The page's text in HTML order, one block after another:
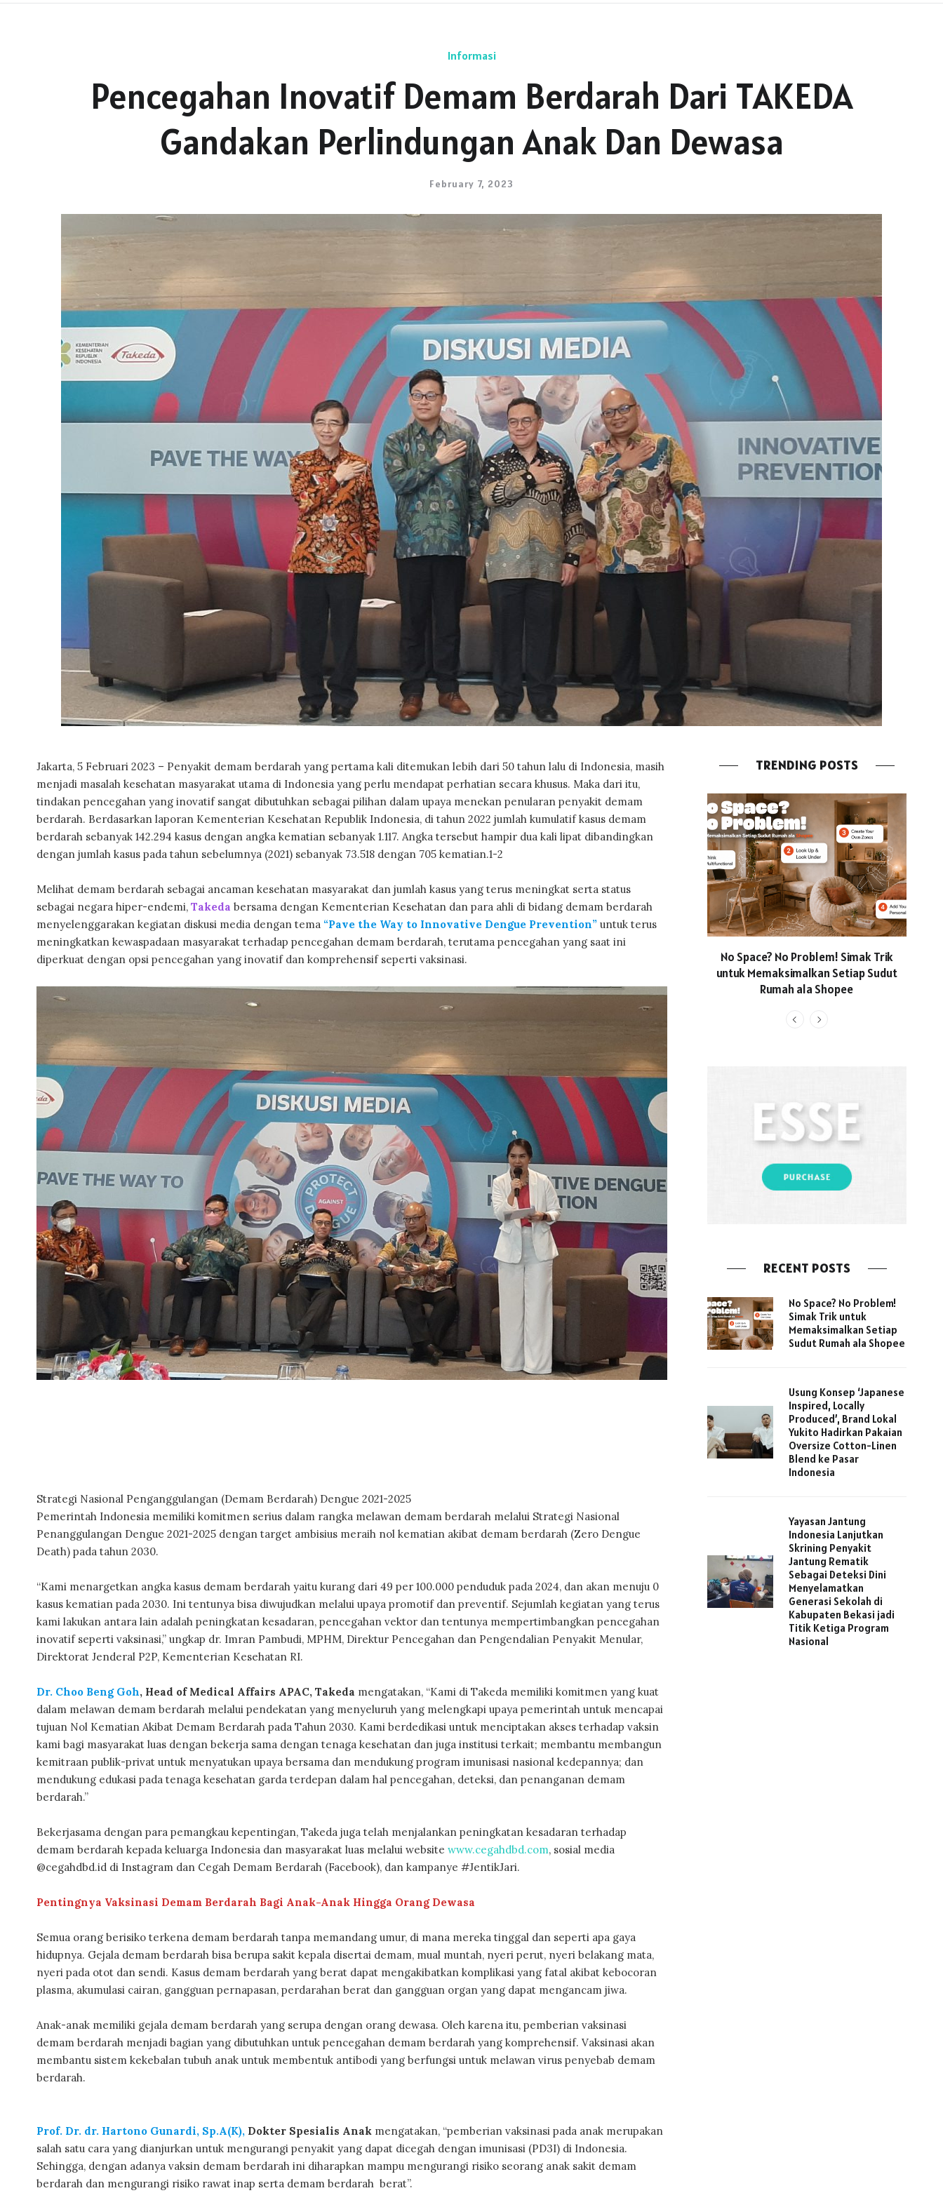
Informasi
Pencegahan Inovatif Demam Berdarah Dari TAKEDA
Gandakan Perlindungan Anak Dan Dewasa
February 7, 2023
Jakarta, 5 Februari 2023 – Penyakit demam berdarah yang pertama kali ditemukan lebih dari 50 tahun lalu di Indonesia, masih
menjadi masalah kesehatan masyarakat utama di Indonesia yang perlu mendapat perhatian secara khusus. Maka dari itu,
tindakan pencegahan yang inovatif sangat dibutuhkan sebagai pilihan dalam upaya menekan penularan penyakit demam
berdarah. Berdasarkan laporan Kementerian Kesehatan Republik Indonesia, di tahun 2022 jumlah kumulatif kasus demam
berdarah sebanyak 142.294 kasus dengan angka kematian sebanyak 1.117. Angka tersebut hampir dua kali lipat dibandingkan
dengan jumlah kasus pada tahun sebelumnya (2021) sebanyak 73.518 dengan 705 kematian.1-2
Melihat demam berdarah sebagai ancaman kesehatan masyarakat dan jumlah kasus yang terus meningkat serta status
sebagai negara hiper-endemi, Takeda bersama dengan Kementerian Kesehatan dan para ahli di bidang demam berdarah
menyelenggarakan kegiatan diskusi media dengan tema “Pave the Way to Innovative Dengue Prevention” untuk terus
meningkatkan kewaspadaan masyarakat terhadap pencegahan demam berdarah, terutama pencegahan yang saat ini
diperkuat dengan opsi pencegahan yang inovatif dan komprehensif seperti vaksinasi.
Strategi Nasional Penganggulangan (Demam Berdarah) Dengue 2021-2025
Pemerintah Indonesia memiliki komitmen serius dalam rangka melawan demam berdarah melalui Strategi Nasional
Penanggulangan Dengue 2021-2025 dengan target ambisius meraih nol kematian akibat demam berdarah (Zero Dengue
Death) pada tahun 2030.
“Kami menargetkan angka kasus demam berdarah yaitu kurang dari 49 per 100.000 penduduk pada 2024, dan akan menuju 0
kasus kematian pada 2030. Ini tentunya bisa diwujudkan melalui upaya promotif dan preventif. Sejumlah kegiatan yang terus
kami lakukan antara lain adalah peningkatan kesadaran, pencegahan vektor dan tentunya mempertimbangkan pencegahan
inovatif seperti vaksinasi,” ungkap dr. Imran Pambudi, MPHM, Direktur Pencegahan dan Pengendalian Penyakit Menular,
Direktorat Jenderal P2P, Kementerian Kesehatan RI.
Dr. Choo Beng Goh, Head of Medical Affairs APAC, Takeda mengatakan, “Kami di Takeda memiliki komitmen yang kuat
dalam melawan demam berdarah melalui pendekatan yang menyeluruh yang melengkapi upaya pemerintah untuk mencapai
tujuan Nol Kematian Akibat Demam Berdarah pada Tahun 2030. Kami berdedikasi untuk menciptakan akses terhadap vaksin
kami bagi masyarakat luas dengan bekerja sama dengan tenaga kesehatan dan juga institusi terkait; membantu membangun
kemitraan publik-privat untuk menyatukan upaya bersama dan mendukung program imunisasi nasional kedepannya; dan
mendukung edukasi pada tenaga kesehatan garda terdepan dalam hal pencegahan, deteksi, dan penanganan demam
berdarah.”
Bekerjasama dengan para pemangkau kepentingan, Takeda juga telah menjalankan peningkatan kesadaran terhadap
demam berdarah kepada keluarga Indonesia dan masyarakat luas melalui website www.cegahdbd.com, sosial media
@cegahdbd.id di Instagram dan Cegah Demam Berdarah (Facebook), dan kampanye #JentikJari.
Pentingnya Vaksinasi Demam Berdarah Bagi Anak-Anak Hingga Orang Dewasa
Semua orang berisiko terkena demam berdarah tanpa memandang umur, di mana mereka tinggal dan seperti apa gaya
hidupnya. Gejala demam berdarah bisa berupa sakit kepala disertai demam, mual muntah, nyeri perut, nyeri belakang mata,
nyeri pada otot dan sendi. Kasus demam berdarah yang berat dapat mengakibatkan komplikasi yang fatal akibat kebocoran
plasma, akumulasi cairan, gangguan pernapasan, perdarahan berat dan gangguan organ yang dapat mengancam jiwa.
Anak-anak memiliki gejala demam berdarah yang serupa dengan orang dewasa. Oleh karena itu, pemberian vaksinasi
demam berdarah menjadi bagian yang dibutuhkan untuk pencegahan demam berdarah yang komprehensif. Vaksinasi akan
membantu sistem kekebalan tubuh anak untuk membentuk antibodi yang berfungsi untuk melawan virus penyebab demam
berdarah.
Prof. Dr. dr. Hartono Gunardi, Sp.A(K), Dokter Spesialis Anak mengatakan, “pemberian vaksinasi pada anak merupakan
salah satu cara yang dianjurkan untuk mengurangi penyakit yang dapat dicegah dengan imunisasi (PD3I) di Indonesia.
Sehingga, dengan adanya vaksin demam berdarah ini diharapkan mampu mengurangi risiko seorang anak sakit demam
berdarah dan mengurangi risiko rawat inap serta demam berdarah berat”.
TRENDING POSTS
No Space? No Problem! Simak Trik
untuk Memaksimalkan Setiap Sudut
Rumah ala Shopee
RECENT POSTS
No Space? No Problem!
Simak Trik untuk
Memaksimalkan Setiap
Sudut Rumah ala Shopee
Usung Konsep ‘Japanese
Inspired, Locally
Produced’, Brand Lokal
Yukito Hadirkan Pakaian
Oversize Cotton-Linen
Blend ke Pasar
Indonesia
Yayasan Jantung
Indonesia Lanjutkan
Skrining Penyakit
Jantung Rematik
Sebagai Deteksi Dini
Menyelamatkan
Generasi Sekolah di
Kabupaten Bekasi jadi
Titik Ketiga Program
Nasional